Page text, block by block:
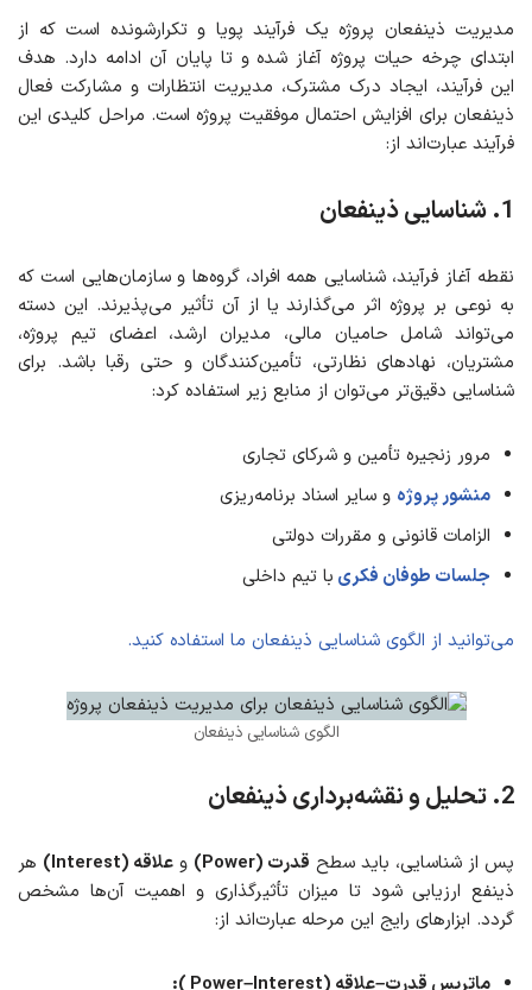
مدیریت ذینفعان پروژه یک فرآیند پویا و تکرارشونده است که از
ابتدای چرخه حیات پروژه آغاز شده و تا پایان آن ادامه دارد. هدف
این فرآیند، ایجاد درک مشترک، مدیریت انتظارات و مشارکت فعال
ذینفعان برای افزایش احتمال موفقیت پروژه است. مراحل کلیدی این
فرآیند عبارت‌اند از:
1. شناسایی ذینفعان
نقطه آغاز فرآیند، شناسایی همه افراد، گروه‌ها و سازمان‌هایی است که
به نوعی بر پروژه اثر می‌گذارند یا از آن تأثیر می‌پذیرند. این دسته
می‌تواند شامل حامیان مالی، مدیران ارشد، اعضای تیم پروژه،
مشتریان، نهادهای نظارتی، تأمین‌کنندگان و حتی رقبا باشد. برای
شناسایی دقیق‌تر می‌توان از منابع زیر استفاده کرد:
مرور زنجیره تأمین و شرکای تجاری
منشور پروژه و سایر اسناد برنامه‌ریزی
الزامات قانونی و مقررات دولتی
جلسات طوفان فکری با تیم داخلی
می‌توانید از الگوی شناسایی ذینفعان ما استفاده کنید.
الگوی شناسایی ذینفعان
2. تحلیل و نقشه‌برداری ذینفعان
پس از شناسایی، باید سطح قدرت (Power) و علاقه (Interest)
هر
ذینفع ارزیابی شود تا میزان تأثیرگذاری و اهمیت آن‌ها مشخص
گردد. ابزارهای رایج این مرحله عبارت‌اند از: